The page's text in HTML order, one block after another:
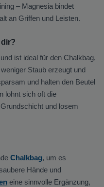
– Magnesia bindet
an Griffen und Leisten.
ist ideal für den Chalkbag,
Staub erzeugt und
und halten den Beutel
lohnt sich oft die
und losem
Chalkbag, um es
Hände und
eine sinnvolle Ergänzung,